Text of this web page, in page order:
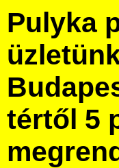
Pulyka
tértől 5